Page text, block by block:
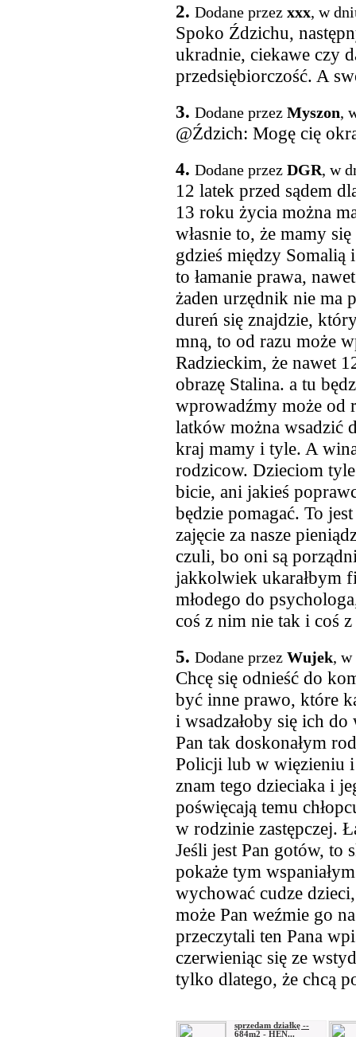
2. Dodane przez xxx, w
Spoko Ździchu,
ukradnie, ciekawe czy
przedsiębiorczość. A
3. Dodane przez Myszon,
@Ździch: Mogę cię
4. Dodane przez DGR, w
12 latek przed sądem
13 roku życia można
własnie to, że mamy
gdzieś między Somalią
to łamanie prawa,
żaden urzędnik nie ma
dureń się znajdzie,
mną, to od razu może
Radzieckim, że nawet
obrazę Stalina. a tu
wprowadźmy może od
latków można wsadzić
kraj mamy i tyle. A
rodzicow. Dzieciom
bicie, ani jakieś
będzie pomagać. To
zajęcie za nasze
czuli, bo oni są
jakkolwiek ukarałbym
młodego do
coś z nim nie tak i coś
5. Dodane przez Wujek, w
Chcę się odnieść do
być inne prawo, które
i wsadzałoby się ich
Pan tak doskonałym
Policji lub w więzieniu
znam tego dzieciaka i
poświęcają temu
w rodzinie zastępczej.
Jeśli jest Pan gotów, to
pokaże tym
wychować cudze
może Pan weźmie go
przeczytali ten Pana
czerwieniąc się ze
tylko dlatego, że chcą
sprzedam działkę --
684m2 - HEN...